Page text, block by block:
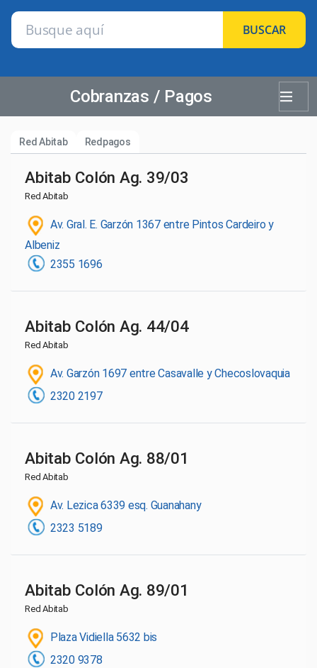
BUSCAR
Cobranzas / Pagos
Red Abitab Redpagos
Abitab Colón Ag. 39/03
Red Abitab
Av. Gral. E. Garzón 1367 entre Pintos Cardeiro y
Albeniz
2355 1696
Abitab Colón Ag. 44/04
Red Abitab
Av. Garzón 1697 entre Casavalle y Checoslovaquia
2320 2197
Abitab Colón Ag. 88/01
Red Abitab
Av. Lezica 6339 esq. Guanahany
2323 5189
Abitab Colón Ag. 89/01
Red Abitab
Plaza Vidiella 5632 bis
2320 9378